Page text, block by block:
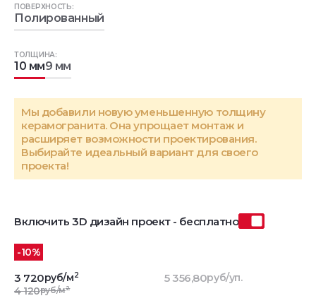
ТОЛЩИНА:
10 мм9 мм
ПОВЕРХНОСТЬ:
Полированный
Мы добавили новую уменьшенную толщину
керамогранита. Она упрощает монтаж и
расширяет возможности проектирования.
Выбирайте идеальный вариант для своего
проекта!
Включить 3D дизайн проект - бесплатно
-10%
3 720руб/м2
4 120руб/м2
5 356,80руб/уп.